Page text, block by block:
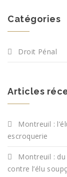
Catégories
Droit Pénal
Articles
Montreuil :
escroquerie
Montreuil :
contre l’élu